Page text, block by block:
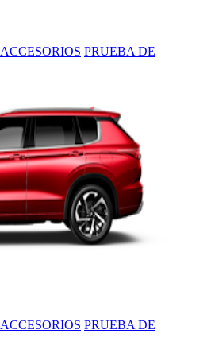
ACCESORIOS PRUEBA DE
ACCESORIOS PRUEBA DE